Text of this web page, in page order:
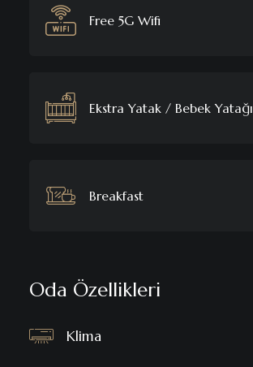
Free 5G Wifi
Ekstra Yatak / Bebek Yatağı
Breakfast
Oda Özellikleri
Klima